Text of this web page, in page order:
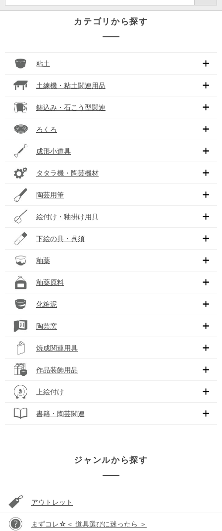
カテゴリから探す
粘土
土練機・粘土関連用品
鋳込み・石こう型関連
ろくろ
成形小道具
タタラ機・陶芸機材
陶芸用筆
絵付け・釉掛け用具
下絵の具・呉須
釉薬
釉薬原料
化粧泥
陶芸窯
焼成関連用具
作品装飾用品
上絵付け
書籍・陶芸関連
ジャンルから探す
アウトレット
まずコレ☆＜ 道具選びに迷ったら ＞